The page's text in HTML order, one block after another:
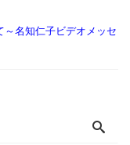
～名知仁子ビデオメッセ